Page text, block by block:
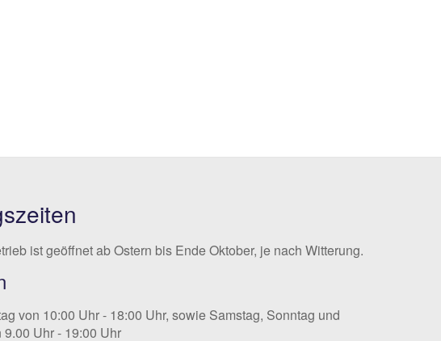
ist geöffnet ab Ostern bis Ende Oktober, je nach Witterung.
von 10:00 Uhr - 18:00 Uhr, sowie Samstag, Sonntag und
Uhr - 19:00 Uhr